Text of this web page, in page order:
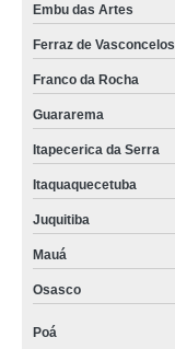
Embu das Artes
Ferraz de Vasconcelos
Franco da Rocha
Guararema
Itapecerica da Serra
Itaquaquecetuba
Juquitiba
Mauá
Osasco
Poá